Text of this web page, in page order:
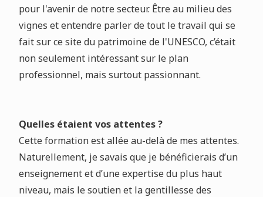
pour l'avenir de notre secteur. Être au milieu des
vignes et entendre parler de tout le travail qui se
fait sur ce site du patrimoine de l'UNESCO, c’était
non seulement intéressant sur le plan
professionnel, mais surtout passionnant.
Quelles étaient vos attentes ?
Cette formation est allée au-delà de mes attentes.
Naturellement, je savais que je bénéficierais d’un
enseignement et d’une expertise du plus haut
niveau, mais le soutien et la gentillesse des